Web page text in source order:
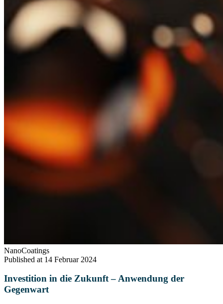
NanoCoatings
Published at 14 Februar 2024
Investition in die Zukunft – Anwendung der
Gegenwart